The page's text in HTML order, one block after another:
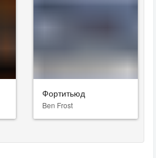
Фортитьюд
Ben Frost